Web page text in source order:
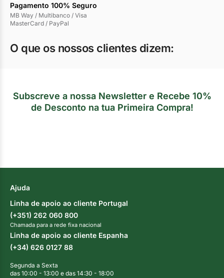
Pagamento 100% Seguro
MB Way / Multibanco / Visa
MasterCard / PayPal
O que os nossos clientes dizem:
Subscreve a nossa Newsletter e Recebe 10%
de Desconto na tua Primeira Compra!
Ajuda
Linha de apoio ao cliente Portugal
(+351) 262 060 800
Chamada para a rede fixa nacional
Linha de apoio ao cliente Espanha
(+34) 626 0127 88
Segunda a Sexta
das 10:00 - 13:00 e das 14:30 - 18:00